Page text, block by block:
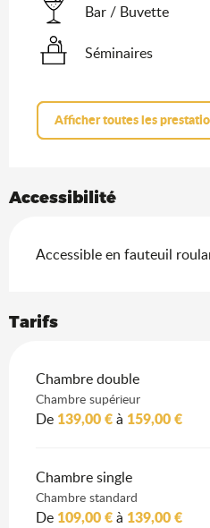
Bar / Buvette
Séminaires
Afficher toutes les
Accessibilité
Accessible en fauteuil
Tarifs
Tarifs 2026
Chambre double
Chambre supérieur
De 139,00 €à 159,00 €
Chambre single
Chambre standard
De 109,00 €à 139,00 €